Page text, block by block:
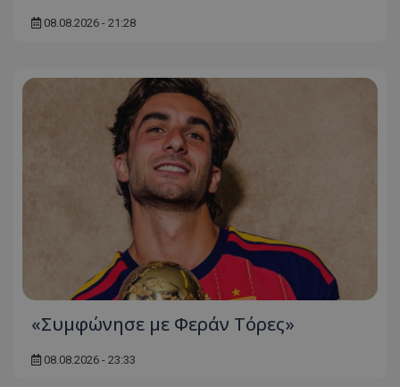
08.08.2026 - 21:28
«Συμφώνησε με Φεράν Τόρες»
08.08.2026 - 23:33